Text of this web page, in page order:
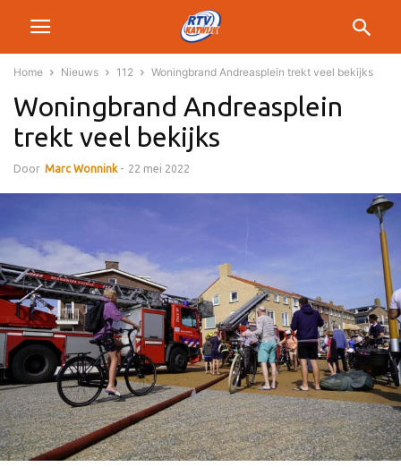
Home Nieuws 112 Woningbrand Andreasplein trekt veel bekijks
Woningbrand Andreasplein
trekt veel bekijks
Door Marc Wonnink - 22 mei 2022